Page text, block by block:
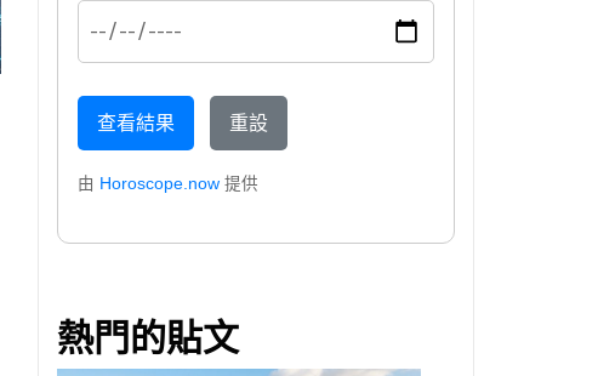
查看結果 重設
由 Horoscope.now提供
熱門的貼文